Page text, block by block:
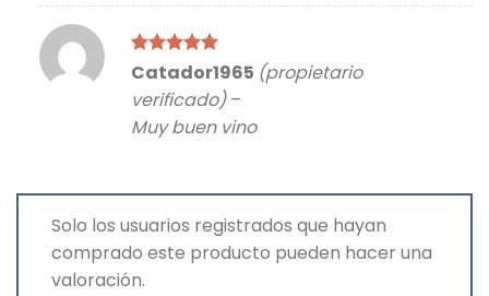
Valorado
Catador1965 (propietario
verificado) –
Muy buen vino
Solo los usuarios registrados que hayan
comprado este producto pueden hacer una
valoración.